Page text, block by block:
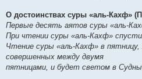
О достоинствах суры «аль-Кахф»
Первые десять аятов суры «аль-
При чтении суры «аль-Кахф»
Чтение суры «аль-Кахф» в пятницу,
совершенных между двумя
пятницами, и будет светом в